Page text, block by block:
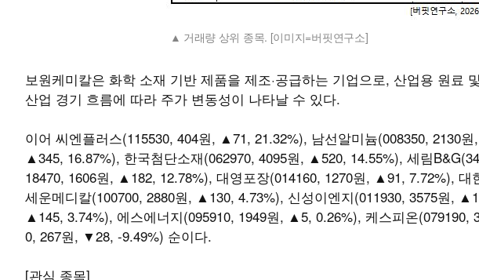
거래량 상위 종목. [이미지=버핏연구소]
보원케미칼은 화학 소재 기반 제품을 제조·공급하는 기업으로, 산업용 원료
산업 경기 흐름에 따라 주가 변동성이 나타날 수 있다.
이어 씨엔플러스(115530, 404원, ▲71, 21.32%), 남선알미늄(008350, 2130
▲345, 16.87%), 한국첨단소재(062970, 4095원, ▲520, 14.55%), 세림
18470, 1606원, ▲182, 12.78%), 대영포장(014160, 1270원, ▲91, 7.72%),
세운메디칼(100700, 2880원, ▲130, 4.73%), 신성이엔지(011930, 3575원,
▲145, 3.74%), 에스에너지(095910, 1949원, ▲5, 0.26%), 케스피온
0, 267원, ▼28, -9.49%) 순이다.
[관심 종목]